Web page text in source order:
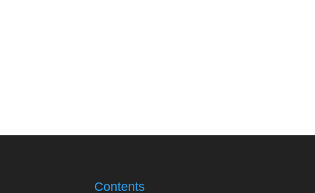
Contents